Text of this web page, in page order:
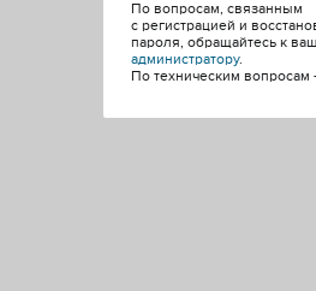
По вопросам, связанным
с регистрацией и
пароля, обращайтесь к
администратору.
По техническим вопросам